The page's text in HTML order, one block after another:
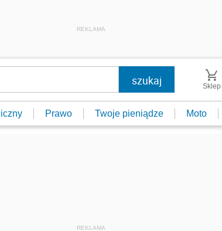
REKLAMA
Sklep
Prawo Twoje pieniądze Moto